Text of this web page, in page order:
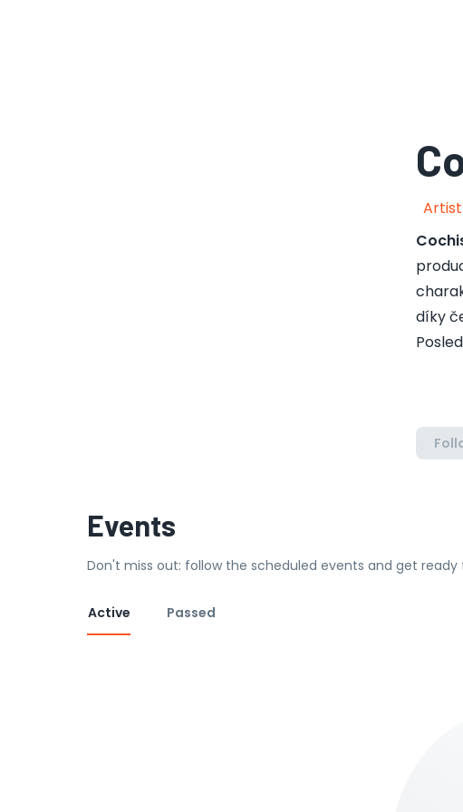
Artist
díky
Events
Don't miss out: follow the scheduled events and get
Active Passed